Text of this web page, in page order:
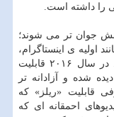
را داشته است.
جوان تر می شوند؛
اولیه ی اینستاگرام،
به آهنگی پرشورتر از همیشه تغییر پیدا کرد. در سال ۲۰۱۶ قابلیت
شده و آزادانه تر
قابلیت «ریلز» که
احمقانه ای که